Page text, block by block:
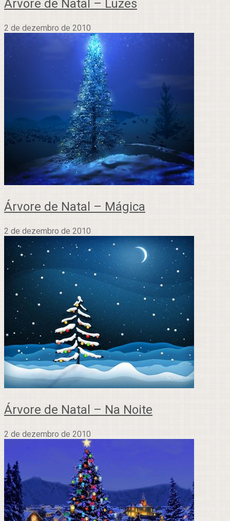
Árvore de Natal – Luzes
2 de dezembro de 2010
Árvore de Natal – Mágica
2 de dezembro de 2010
Árvore de Natal – Na Noite
2 de dezembro de 2010